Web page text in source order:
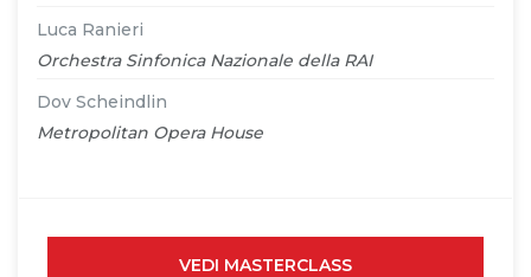
Luca Ranieri
Orchestra Sinfonica Nazionale della RAI
Dov Scheindlin
Metropolitan Opera House
VEDI MASTERCLASS